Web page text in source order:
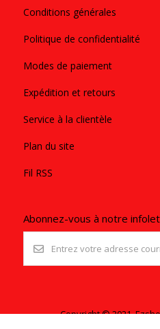
Conditions générales
Politique de confidentialité
Modes de paiement
Expédition et retours
Service à la clientèle
Plan du site
Fil RSS
Abonnez-vous à notre
Copyright © 2021.